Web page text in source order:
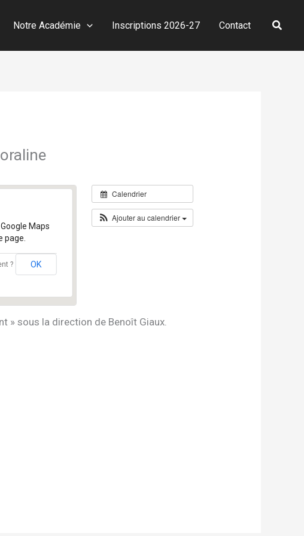
Notre Académie Inscriptions 2026-27 Contact
Calendrier
Ajouter au calendrier
Maps
page.
? OK
» sous la direction de Benoît Giaux.